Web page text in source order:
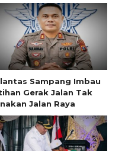
Sampang Imbau
Gerak Jalan Tak
Jalan Raya